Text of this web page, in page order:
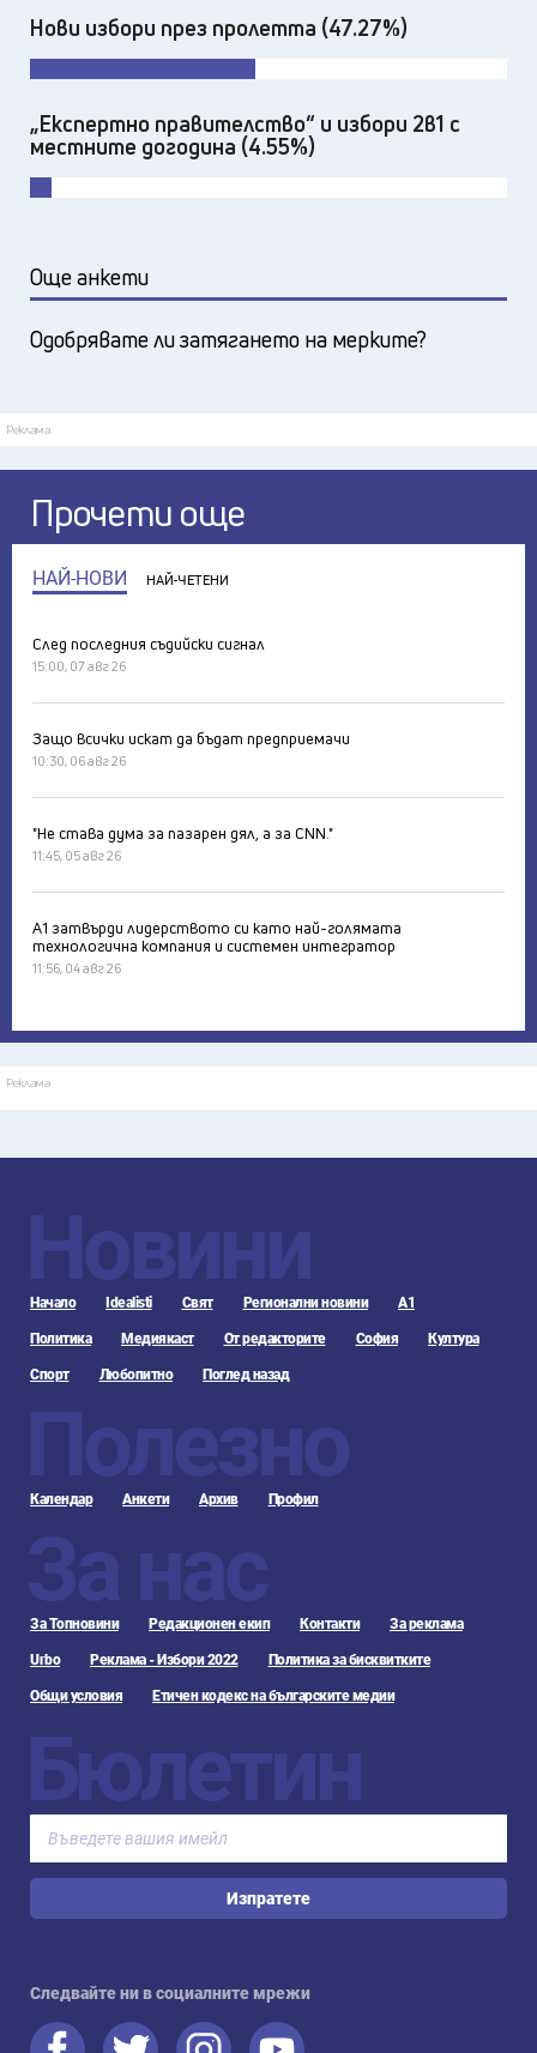
Нови избори през пролетта (47.27%)
„Експертно правителство“ и избори 2в1 с
местните догодина (4.55%)
Още анкети
Одобрявате ли затягането на мерките?
Реклама
Прочети още
НАЙ-НОВИ НАЙ-ЧЕТЕНИ
След последния съдийски сигнал
15:00, 07 авг 26
Защо всички искат да бъдат предприемачи
10:30, 06 авг 26
"Не става дума за пазарен дял, а за CNN."
11:45, 05 авг 26
А1 затвърди лидерството си като най-голямата
технологична компания и системен интегратор
11:56, 04 авг 26
Реклама
Новини
Начало Idealisti Свят Регионални новини А1
Политика Медиякаст От редакторите София Култура
Спорт Любопитно Поглед назад
Полезно
Календар Анкети Архив Профил
За нас
За Топновини Редакционен екип Контакти За реклама
Urbo Реклама - Избори 2022 Политика за бисквитките
Общи условия Етичен кодекс на българските медии
Бюлетин
Изпратете
Следвайте ни в социалните мрежи